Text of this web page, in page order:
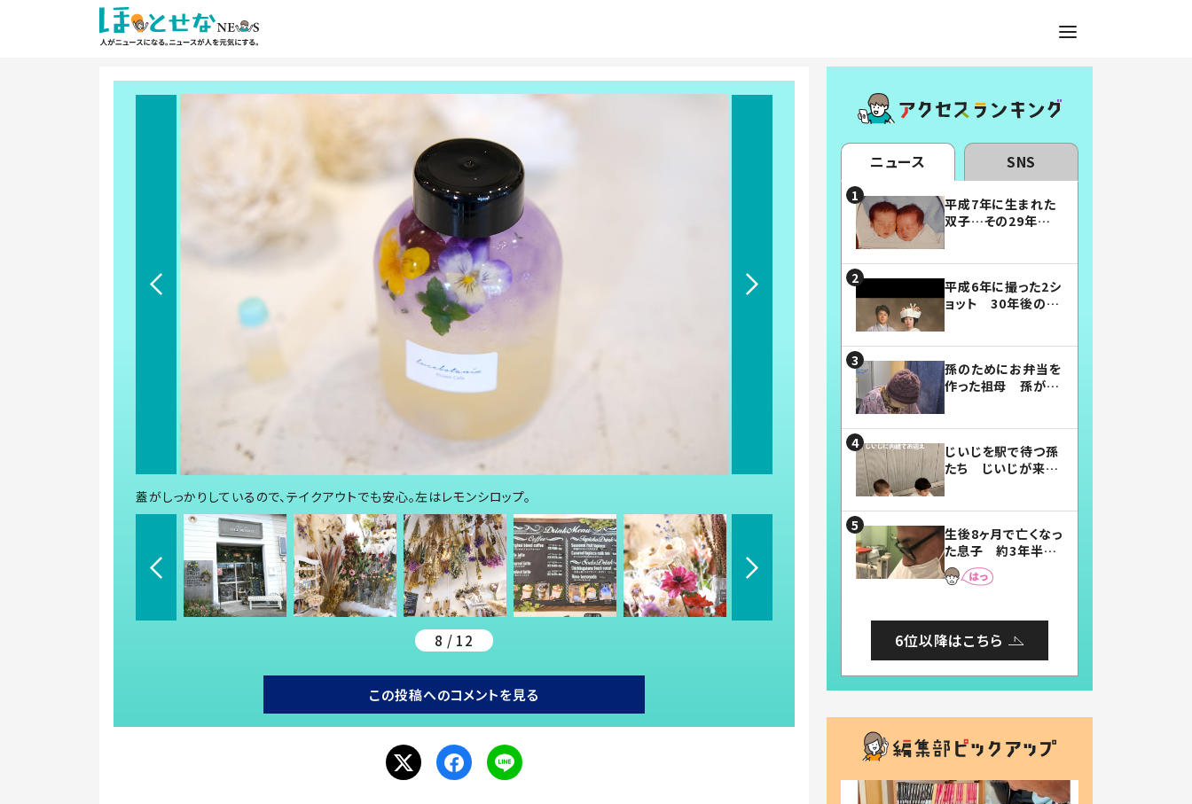
蓋がしっかりしているので、テイクアウトでも安心。左はレモンシロップ。
8 / 12
この投稿へのコメントを見る
ニュース SNS
平成7年に生まれた
双子…その29年後
平成6年に撮った2シ
ョット 30年後の姿
孫のためにお弁当を
作った祖母 孫が絶
じいじを駅で待つ孫
たち じいじが来た
まらない」「幸せにな
れる」
生後8ヶ月で亡くなっ
た息子 約3年半
後、当時の妻の日記
に書いてあった本音
6位以降はこちら